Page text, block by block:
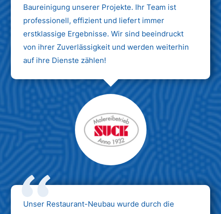
Baureinigung unserer Projekte. Ihr Team ist
professionell, effizient und liefert immer
erstklassige Ergebnisse. Wir sind beeindruckt
von ihrer Zuverlässigkeit und werden weiterhin
auf ihre Dienste zählen!
Unser Restaurant-Neubau wurde durch die